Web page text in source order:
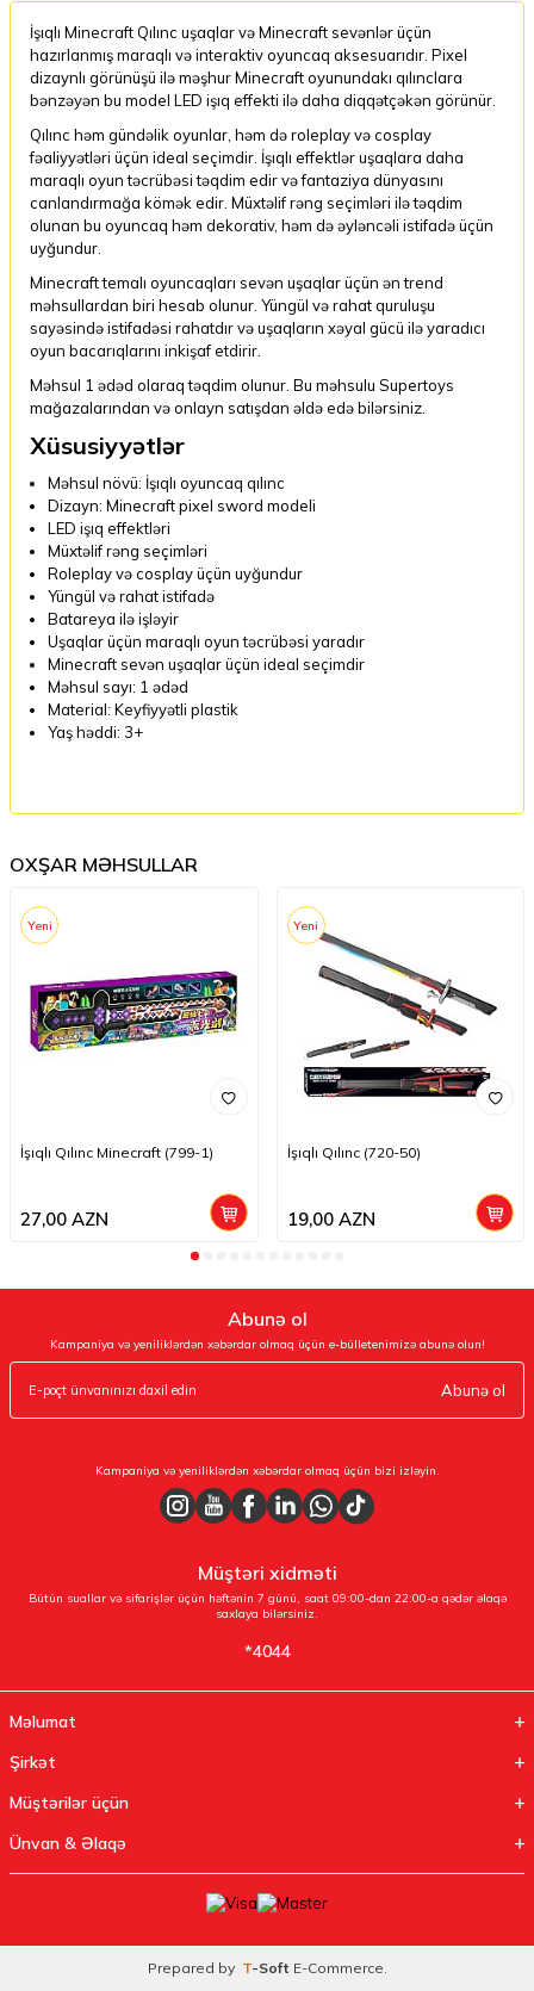
İşıqlı Minecraft Qılınc uşaqlar və Minecraft sevənlər üçün
hazırlanmış maraqlı və interaktiv oyuncaq aksesuarıdır. Pixel
dizaynlı görünüşü ilə məşhur Minecraft oyunundakı qılınclara
bənzəyən bu model LED işıq effekti ilə daha diqqətçəkən görünür.
Qılınc həm gündəlik oyunlar, həm də roleplay və cosplay
fəaliyyətləri üçün ideal seçimdir. İşıqlı effektlər uşaqlara daha
maraqlı oyun təcrübəsi təqdim edir və fantaziya dünyasını
canlandırmağa kömək edir. Müxtəlif rəng seçimləri ilə təqdim
olunan bu oyuncaq həm dekorativ, həm də əyləncəli istifadə üçün
uyğundur.
Minecraft temalı oyuncaqları sevən uşaqlar üçün ən trend
məhsullardan biri hesab olunur. Yüngül və rahat quruluşu
sayəsində istifadəsi rahatdır və uşaqların xəyal gücü ilə yaradıcı
oyun bacarıqlarını inkişaf etdirir.
Məhsul 1 ədəd olaraq təqdim olunur. Bu məhsulu Supertoys
mağazalarından və onlayn satışdan əldə edə bilərsiniz.
Xüsusiyyətlər
Məhsul növü: İşıqlı oyuncaq qılınc
Dizayn: Minecraft pixel sword modeli
LED işıq effektləri
Müxtəlif rəng seçimləri
Roleplay və cosplay üçün uyğundur
Yüngül və rahat istifadə
Batareya ilə işləyir
Uşaqlar üçün maraqlı oyun təcrübəsi yaradır
Minecraft sevən uşaqlar üçün ideal seçimdir
Məhsul sayı: 1 ədəd
Material: Keyfiyyətli plastik
Yaş həddi: 3+
OXŞAR MƏHSULLAR
Yeni
İşıqlı Qılınc Minecraft (799-1)
27,00 AZN
Yeni
İşıqlı Qılınc (720-50)
19,00AZN
Abunə ol
Kampaniya və yeniliklərdən xəbərdar olmaq üçün e-bülletenimizə abunə olun!
Abunə ol
Kampaniya və yeniliklərdən xəbərdar olmaq üçün bizi izləyin.
Müştəri xidməti
Bütün suallar və sifarişlər üçün həftənin 7 günü, saat 09:00-dan 22:00-a qədər əlaqə
saxlaya bilərsiniz.
*4044
Məlumat
Şirkət
Müştərilər üçün
Ünvan & Əlaqə
Prepared by T-Soft E-Commerce.